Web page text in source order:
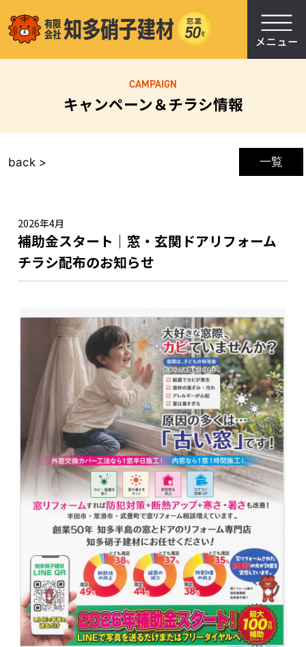
キャンペーン＆チラシ情報
CAMPAIGN
一覧
back >
2026年4月
補助金スタート｜窓・玄関ドアリフォーム
チラシ配布のお知らせ